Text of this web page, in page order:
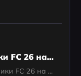
Лучшие настройки графики FC 26 на ПК: баланс производительности и качества
Узнайте лучшие настройки графики FC 26 на ПК: оптимизируйте игру для мощных и бюджетных систем, настройте плавный геймплей и увеличьте производительность с LagoFast.